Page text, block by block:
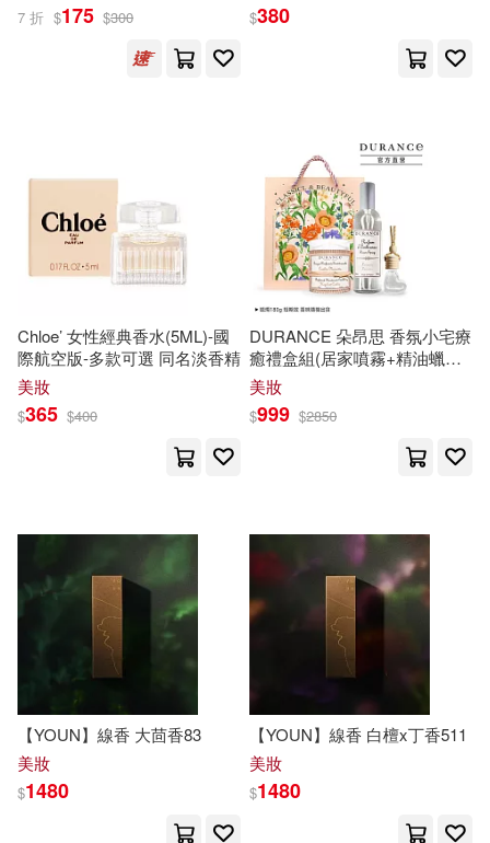
羽千落(10) 葉曉文(10)
郭婷(10)
香山美桜(10) 高陽(10)
鬼鬼夢遊(10)
anco(9)
アリスJAPAN(9)
シャッフル(9) 吳欣娘(9)
咲野瑞希(9) 墨刻編輯部(9)
宮(土反)香帆(9)
弗倫斯．德卡特(9)
星雲大師、蔡孟樺(9)
上海人民出版社(22)
同心出版社(22)
方言文化(22)
百花文藝出版社(22)
アルマビアンカ(21) 三民(21)
北京聯合出版公司(21)
原動力文化(21)
外語教學與研究出版社(21)
天津科學技術出版社(21)
少年兒童出版社(21)
7 折 $175 $300 $380
Chloe’ 女性經典香水(5ML)-國
際航空版-多款可選 同名淡香精
美妝
$365 $400
DURANCE 朵昂思 香氛小宅療
癒禮盒組(居家噴霧+精油蠟燭)-
多款可選 薰衣草
美妝
$999 $2850
【YOUN】線香 大茴香83
美妝
$1480
【YOUN】線香 白檀x丁香511
美妝
$1480